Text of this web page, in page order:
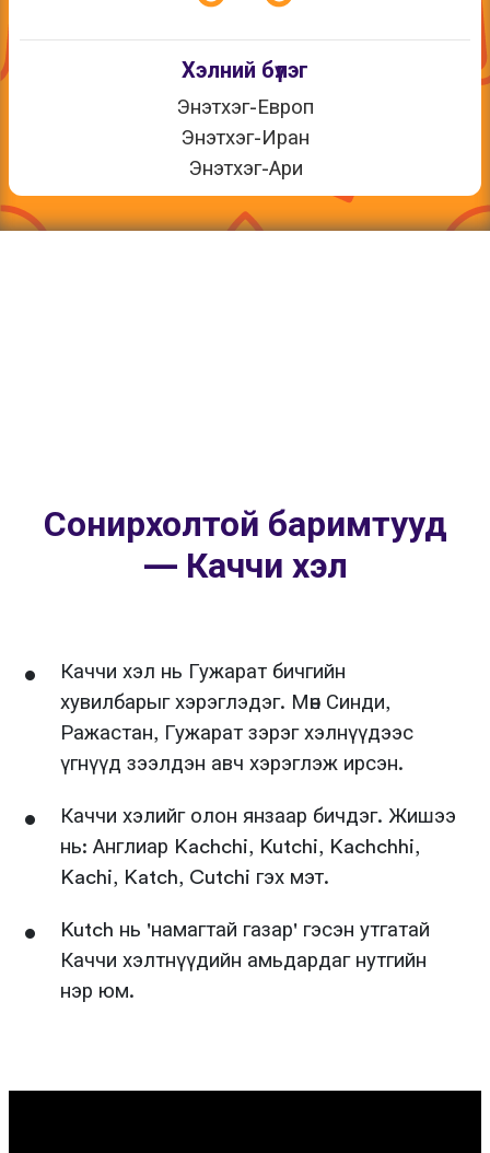
Хэлний бүлэг
Энэтхэг-Европ
Энэтхэг-Иран
Энэтхэг-Ари
Сонирхолтой баримтууд
— Каччи хэл
Каччи хэл нь Гужарат бичгийн
хувилбарыг хэрэглэдэг. Мөн Синди,
Ражастан, Гужарат зэрэг хэлнүүдээс
үгнүүд зээлдэн авч хэрэглэж ирсэн.
Каччи хэлийг олон янзаар бичдэг. Жишээ
нь: Англиар Kachchi, Kutchi, Kachchhi,
Kachi, Katch, Cutchi гэх мэт.
Kutch нь 'намагтай газар' гэсэн утгатай
Каччи хэлтнүүдийн амьдардаг нутгийн
нэр юм.